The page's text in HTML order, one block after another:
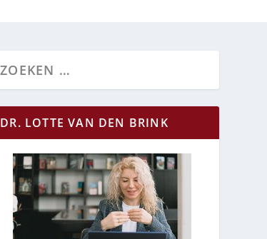
DR. LOTTE VAN DEN BRINK